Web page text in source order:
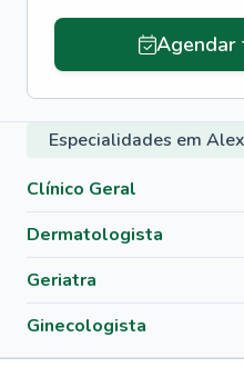
Agendar
Especialidades em
Clínico Geral
Dermatologista
Geriatra
Ginecologista